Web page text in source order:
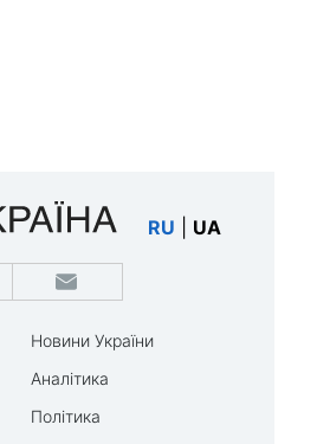
RU UA
Новини України
Аналітика
Політика